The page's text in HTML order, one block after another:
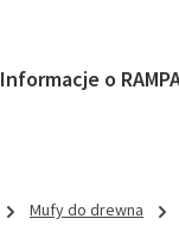
Informacje o
Mufy do drewna